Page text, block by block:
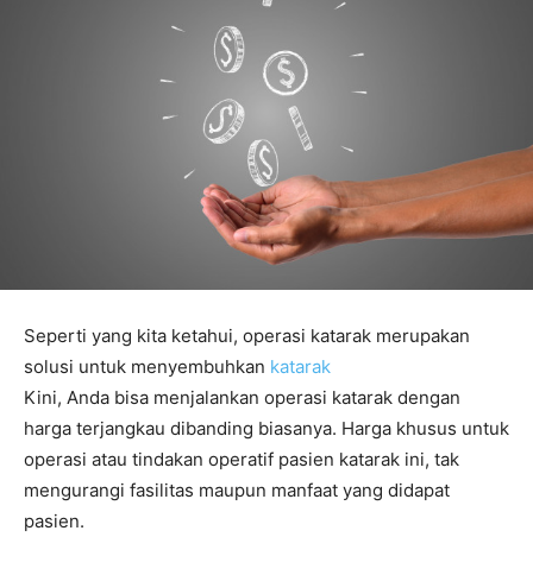
Seperti yang kita ketahui, operasi katarak merupakan
solusi untuk menyembuhkan katarak
Kini, Anda bisa menjalankan operasi katarak dengan
harga terjangkau dibanding biasanya. Harga khusus untuk
operasi atau tindakan operatif pasien katarak ini, tak
mengurangi fasilitas maupun manfaat yang didapat
pasien.